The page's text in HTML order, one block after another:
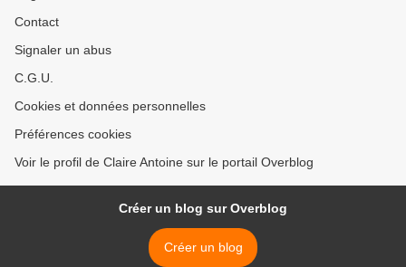
Contact
Signaler un abus
C.G.U.
Cookies et données personnelles
Préférences cookies
Voir le profil de Claire Antoine sur le portail Overblog
Créer un blog sur Overblog
Créer un blog